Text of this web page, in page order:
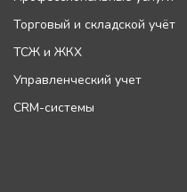
Торговый и складской учёт
ТСЖ и ЖКХ
Управленческий учет
CRM-системы